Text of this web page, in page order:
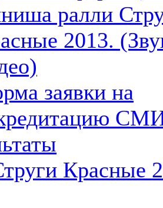
ралли
2013.
заявки на
Красные